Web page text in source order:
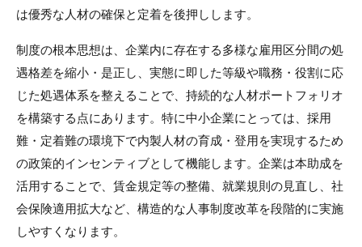
は優秀な人材の確保と定着を後押しします。
制度の根本思想は、企業内に存在する多様な雇用区分間の処
遇格差を縮小・是正し、実態に即した等級や職務・役割に応
じた処遇体系を整えることで、持続的な人材ポートフォリオ
を構築する点にあります。特に中小企業にとっては、採用
難・定着難の環境下で内製人材の育成・登用を実現するため
の政策的インセンティブとして機能します。企業は本助成を
活用することで、賃金規定等の整備、就業規則の見直し、社
会保険適用拡大など、構造的な人事制度改革を段階的に実施
しやすくなります。